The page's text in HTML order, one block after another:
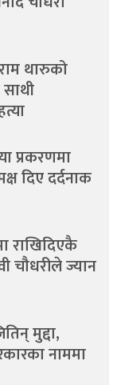
थारुको
साथी
प्रकरणमा
दिए दर्दनाक
राखिदिएकै
चौधरीले ज्यान
मुद्दा,
नाममा